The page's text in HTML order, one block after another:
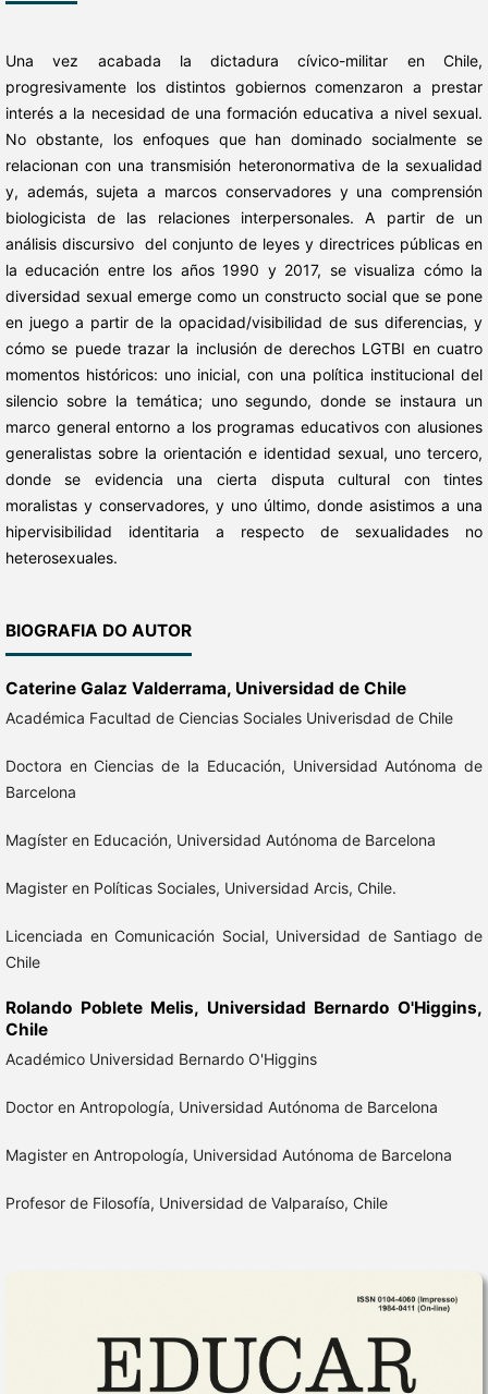
Una vez acabada la dictadura cívico-militar en Chile,
progresivamente los distintos gobiernos comenzaron a prestar
interés a la necesidad de una formación educativa a nivel sexual.
No obstante, los enfoques que han dominado socialmente se
relacionan con una transmisión heteronormativa de la sexualidad
y, además, sujeta a marcos conservadores y una comprensión
biologicista de las relaciones interpersonales. A partir de un
análisis discursivo del conjunto de leyes y directrices públicas en
la educación entre los años 1990 y 2017, se visualiza cómo la
diversidad sexual emerge como un constructo social que se pone
en juego a partir de la opacidad/visibilidad de sus diferencias, y
cómo se puede trazar la inclusión de derechos LGTBI en cuatro
momentos históricos: uno inicial, con una política institucional del
silencio sobre la temática; uno segundo, donde se instaura un
marco general entorno a los programas educativos con alusiones
generalistas sobre la orientación e identidad sexual, uno tercero,
donde se evidencia una cierta disputa cultural con tintes
moralistas y conservadores, y uno último, donde asistimos a una
hipervisibilidad identitaria a respecto de sexualidades no
heterosexuales.
BIOGRAFIA DO AUTOR
Caterine Galaz Valderrama, Universidad de Chile
Académica Facultad de Ciencias Sociales Univerisdad de Chile
Doctora en Ciencias de la Educación, Universidad Autónoma de
Barcelona
Magíster en Educación, Universidad Autónoma de Barcelona
Magister en Políticas Sociales, Universidad Arcis, Chile.
Licenciada en Comunicación Social, Universidad de Santiago de
Chile
Rolando Poblete Melis, Universidad Bernardo O'Higgins,
Chile
Académico Universidad Bernardo O'Higgins
Doctor en Antropología, Universidad Autónoma de Barcelona
Magister en Antropología, Universidad Autónoma de Barcelona
Profesor de Filosofía, Universidad de Valparaíso, Chile